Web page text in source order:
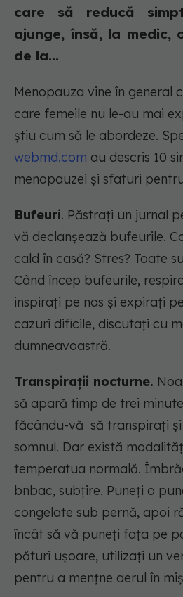
care să reducă
ajunge, însă, la medic,
de la...
Menopauza vine în general
care femeile nu le-au mai
știu cum să le abordeze.
webmd.com au descris 10
menopauzei și sfaturi
Bufeuri. Păstrați un jurnal
vă declanșează bufeurile.
cald în casă? Stres? Toate
Când încep bufeurile,
inspirați pe nas și expirați
cazuri dificile, discutați cu
dumneavoastră.
Transpirații nocturne.
să apară timp de trei
făcându-vă să transpirați și
somnul. Dar există
temperatua normală.
bnbac, subțire. Puneți o
congelate sub pernă, apoi
încât să vă puneți fața pe
pături ușoare, utilizați un
pentru a mențne aerul în